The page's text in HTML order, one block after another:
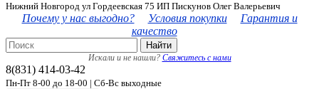
Нижний Новгород ул Гордеевская 75 ИП Пискунов Олег Валерьевич
Почему у нас выгодно? Условия покупки
Гарантия и
качество
Найти
Искали и не нашли? Свяжитесь с нами
8(831) 414-03-42
Пн-Пт 8-00 до 18-00 | Сб-Вс выходные